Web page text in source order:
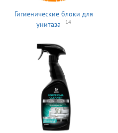
Гигиенические блоки для
унитаза
14